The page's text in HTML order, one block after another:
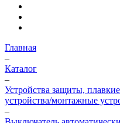
Главная
–
Каталог
–
Устройства защиты,
устройства/монтажные
–